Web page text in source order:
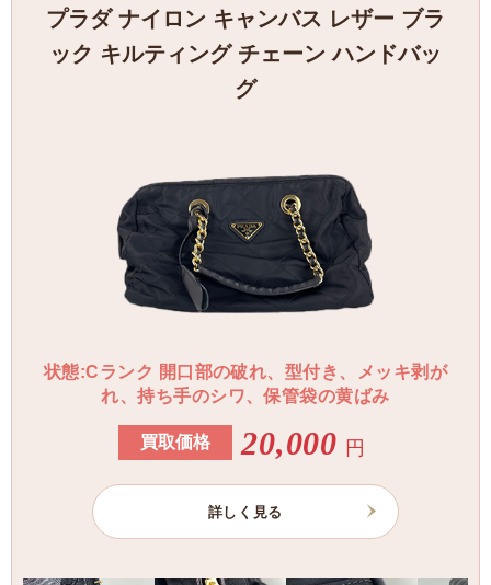
プラダ ナイロン キャンバス レザー ブラ
ック キルティング チェーン ハンドバッ
グ
状態:Cランク 開口部の破れ、型付き、メッキ剥が
れ、持ち手のシワ、保管袋の黄ばみ
買取価格 20,000 円
詳しく見る